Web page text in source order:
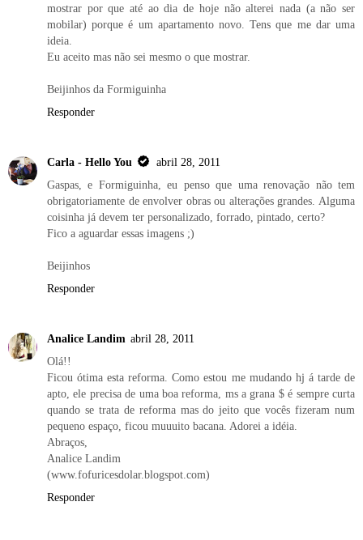
mostrar por que até ao dia de hoje não alterei nada (a não ser
mobilar) porque é um apartamento novo. Tens que me dar uma
ideia.
Eu aceito mas não sei mesmo o que mostrar.
Beijinhos da Formiguinha
Responder
Carla - Hello You
abril 28, 2011
Gaspas, e Formiguinha, eu penso que uma renovação não tem
obrigatoriamente de envolver obras ou alterações grandes. Alguma
coisinha já devem ter personalizado, forrado, pintado, certo?
Fico a aguardar essas imagens ;)
Beijinhos
Responder
Analice Landim abril 28, 2011
Olá!!
Ficou ótima esta reforma. Como estou me mudando hj á tarde de
apto, ele precisa de uma boa reforma, ms a grana $ é sempre curta
quando se trata de reforma mas do jeito que vocês fizeram num
pequeno espaço, ficou muuuito bacana. Adorei a idéia.
Abraços,
Analice Landim
(www.fofuricesdolar.blogspot.com)
Responder